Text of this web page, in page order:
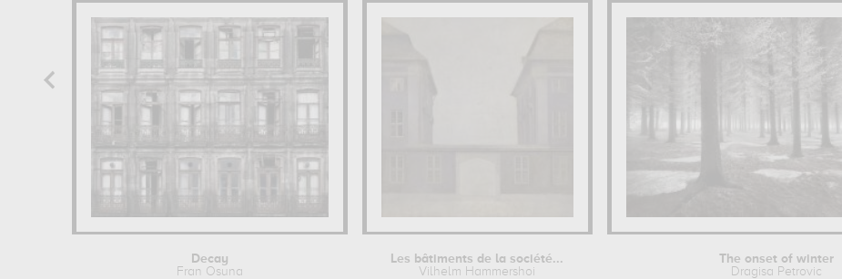
Decay
Fran Osuna
Les bâtiments de la société...
Vilhelm Hammershoi
The onset of winter
Dragisa Petrovic